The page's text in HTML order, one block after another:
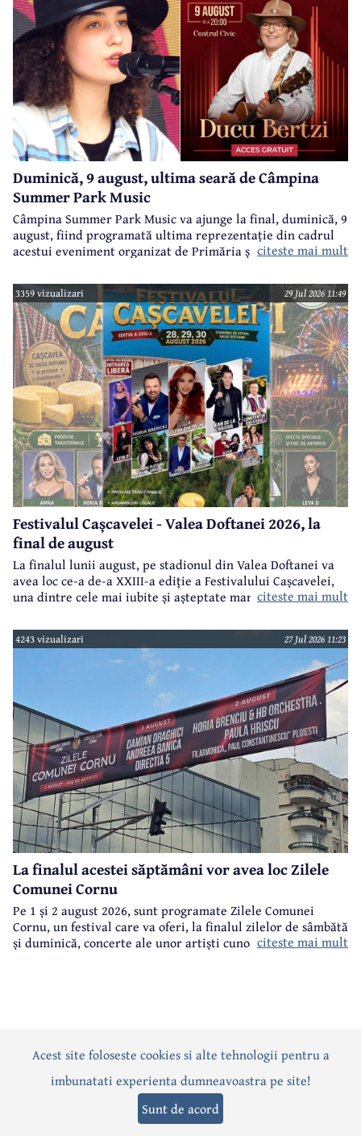
Duminică, 9 august, ultima seară de Câmpina
Summer Park Music
Câmpina Summer Park Music va ajunge la final, duminică, 9
august, fiind programată ultima reprezentație din cadrul
acestui eveniment organizat de Primăria și Consiliul Local
citeste mai mult
3359 vizualizari 29 Jul 2026 11:49
Festivalul Cașcavelei - Valea Doftanei 2026, la
final de august
La finalul lunii august, pe stadionul din Valea Doftanei va
avea loc ce-a de-a XXIII-a ediție a Festivalului Cașcavelei,
una dintre cele mai iubite și așteptate manifestări de acest
citeste mai mult
4243 vizualizari 27 Jul 2026 11:23
La finalul acestei săptămâni vor avea loc Zilele
Comunei Cornu
Pe 1 și 2 august 2026, sunt programate Zilele Comunei
Cornu, un festival care va oferi, la finalul zilelor de sâmbătă
și duminică, concerte ale unor artiști cunoscuți.citeste mai mult
ActualitatePoliticăSocialEvenimentInterviuri
Editorial Sport Anunțuri
Acest site foloseste cookies si alte tehnologii pentru a
imbunatati experienta dumneavoastra pe site!
Sunt de acord